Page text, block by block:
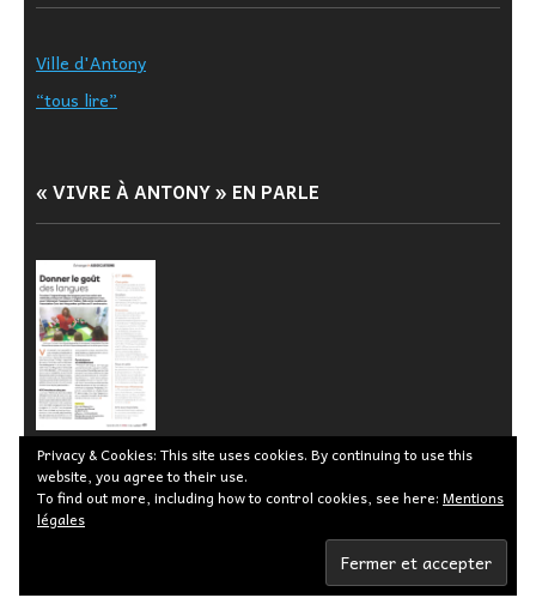
Ville d'Antony
“tous lire”
« VIVRE À ANTONY » EN PARLE
© 2026 Cour des marguerites -
Privacy & Cookies: This site uses cookies. By continuing to use this
website, you agree to their use.
To find out more, including how to control cookies, see here: Mentions
légales